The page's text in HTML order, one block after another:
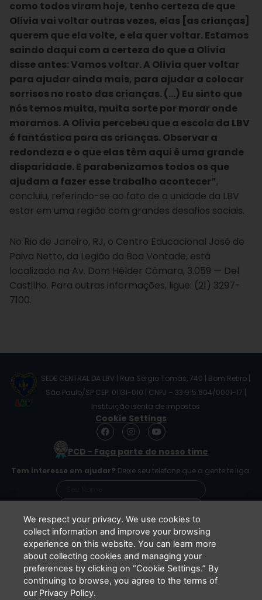
como todos viram hoje, tenho certeza de que
Olivia vai voltar outras vezes, elas [as crianças]
querem que ela volte, e ela quer voltar.Estamos
saindo daqui com a certeza do que a Olivia
disse antes: Vamos voltar. A Olivia quer voltar
para ajudar ainda mais, para ajudar a colocar
sorrisos no rosto das crianças. (…) Eu sinto que
nós temos muita, muita sorte por morar onde
moramos. A Olivia percebeu que a escola da LBV
é fantástica para as crianças. Observar a
redondeza e o que elas têm aqui é uma grande
disparidade. E parabenizamos todos os que
ajudam a fazer esse trabalho acontecer”,
concluiu, referindo-se ao fato de a unidade da LBV
estar em uma região com grandes desafios sociais.
No Rio de Janeiro, RJ, o Centro Educacional José de
Paiva Netto, da Legião da Boa Vontade, está
localizado na Av. Dom Hélder Câmara, 3.059 — Del
Castilho. Para outras informações, ligue: (21) 3297-
7100.
SEDE CENTRAL DA LBV | Rua Sérgio Tomás, 740 | Bom Retiro |
São Paulo/SP CEP: 01131-010 | CNPJ – 33.915.604/0001-17 |
Instituição isenta de impostos
Cookie Settings
F
a
e
o
o
I
n
s
t
g
r
m
Y
o
t
b
e
PCD - Faça parte do nosso time
Tem interesse em ajudar? Deixe seu telefone que a gente te liga.
Li e concordo que minhas informações serão
tratadas de acordo com oAviso de Privacidade
da LBV
ENVIAR
We respect your privacy. We use cookies to
collect information and improve your browsing
experience on this website. You can learn more
about collecting cookies and managing your
preferences by clicking on “Cookie Settings.” By
continuing to browse, you agree to the terms of
our Privacy Policy.